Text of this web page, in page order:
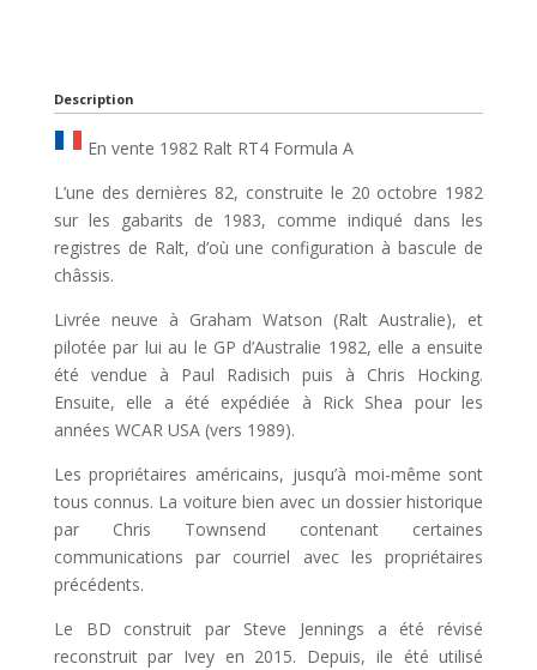
Description
En vente 1982 Ralt RT4 Formula A
L’une des dernières 82, construite le 20 octobre 1982
sur les gabarits de 1983, comme indiqué dans les
registres de Ralt, d’où une configuration à bascule de
châssis.
Livrée neuve à Graham Watson (Ralt Australie), et
pilotée par lui au le GP d’Australie 1982, elle a ensuite
été vendue à Paul Radisich puis à Chris Hocking.
Ensuite, elle a été expédiée à Rick Shea pour les
années WCAR USA (vers 1989).
Les propriétaires américains, jusqu’à moi-même sont
tous connus. La voiture bien avec un dossier historique
par Chris Townsend contenant certaines
communications par courriel avec les propriétaires
précédents.
Le BD construit par Steve Jennings a été révisé
reconstruit par Ivey en 2015. Depuis, ile été utilisé